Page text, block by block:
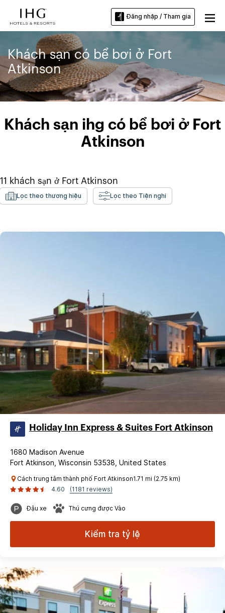
Đăng nhập / Tham gia
Khách sạn có bể bơi ở Fort
Atkinson
Khách sạn ihg có bể bơi ở Fort
Atkinson
11 khách sạn ở Fort Atkinson
Lọc theo thương hiệu Lọc theo Tiện nghi
Holiday Inn Express & Suites Fort Atkinson
1680 Madison Avenue
Fort Atkinson, Wisconsin 53538, United States
Cách trung tâm thành phố Fort Atkinson1.71 mi (2.75 km)
4.60
(1181 reviews)
Đậu xe Thú cưng được Vào
Kiểm tra tỷ lệ